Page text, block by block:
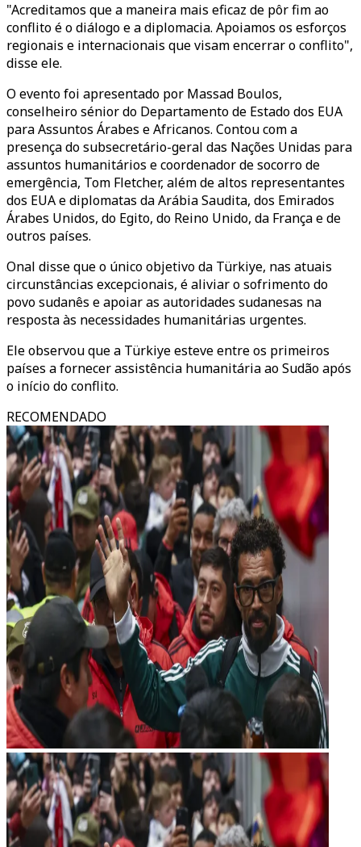
"Acreditamos que a maneira mais eficaz de pôr fim ao
conflito é o diálogo e a diplomacia. Apoiamos os esforços
regionais e internacionais que visam encerrar o conflito",
disse ele.
O evento foi apresentado por Massad Boulos,
conselheiro sénior do Departamento de Estado dos EUA
para Assuntos Árabes e Africanos. Contou com a
presença do subsecretário-geral das Nações Unidas para
assuntos humanitários e coordenador de socorro de
emergência, Tom Fletcher, além de altos representantes
dos EUA e diplomatas da Arábia Saudita, dos Emirados
Árabes Unidos, do Egito, do Reino Unido, da França e de
outros países.
Onal disse que o único objetivo da Türkiye, nas atuais
circunstâncias excepcionais, é aliviar o sofrimento do
povo sudanês e apoiar as autoridades sudanesas na
resposta às necessidades humanitárias urgentes.
Ele observou que a Türkiye esteve entre os primeiros
países a fornecer assistência humanitária ao Sudão após
o início do conflito.
RECOMENDADO